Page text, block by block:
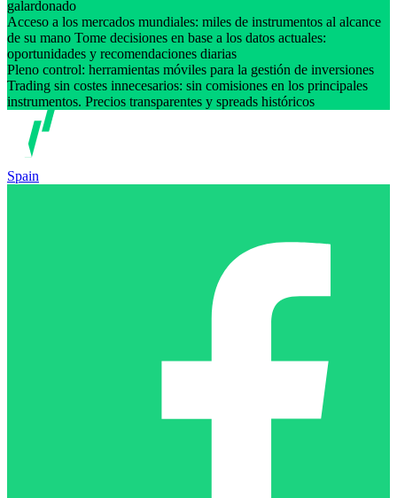
galardonado
Acceso a los mercados mundiales: miles de instrumentos al alcance
de su mano Tome decisiones en base a los datos actuales:
oportunidades y recomendaciones diarias
Pleno control: herramientas móviles para la gestión de inversiones
Trading sin costes innecesarios: sin comisiones en los principales
instrumentos. Precios transparentes y spreads históricos
Spain